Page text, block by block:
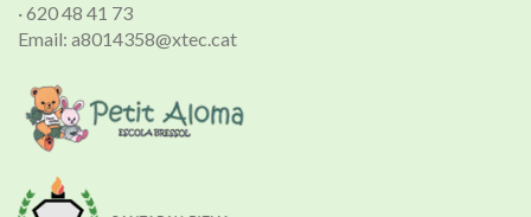
· 620 48 41 73
Email: a8014358@xtec.cat